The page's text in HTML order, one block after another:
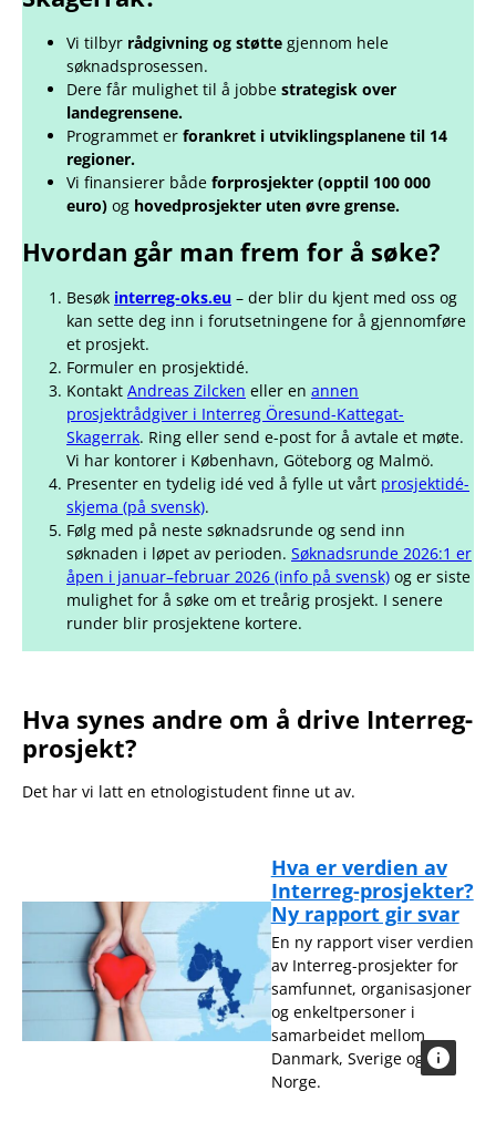
Vi tilbyr rådgivning og støtte gjennom hele
søknadsprosessen.
Dere får mulighet til å jobbe strategisk over
landegrensene.
Programmet er forankret i utviklingsplanene til 14
regioner.
Vi finansierer både forprosjekter (opptil 100 000
euro) og hovedprosjekter uten øvre grense.
Hvordan går man frem for å søke?
Besøk interreg-oks.eu – der blir du kjent med oss og
kan sette deg inn i forutsetningene for å gjennomføre
et prosjekt.
Formuler en prosjektidé.
Kontakt Andreas Zilcken eller en annen
prosjektrådgiver i Interreg Öresund-Kattegat-
Skagerrak. Ring eller send e-post for å avtale et møte.
Vi har kontorer i København, Göteborg og Malmö.
Presenter en tydelig idé ved å fylle ut vårt prosjektidé-
skjema (på svensk).
Følg med på neste søknadsrunde og send inn
søknaden i løpet av perioden. Søknadsrunde 2026:1 er
åpen i januar–februar 2026 (info på svensk) og er siste
mulighet for å søke om et treårig prosjekt. I senere
runder blir prosjektene kortere.
Hva synes andre om å drive Interreg-
prosjekt?
Det har vi latt en etnologistudent finne ut av.
Hva er verdien av
Interreg-prosjekter?
Ny rapport gir svar
En ny rapport viser verdien
av Interreg-prosjekter for
samfunnet, organisasjoner
og enkeltpersoner i
samarbeidet mellom
Danmark, Sverige og
Norge.